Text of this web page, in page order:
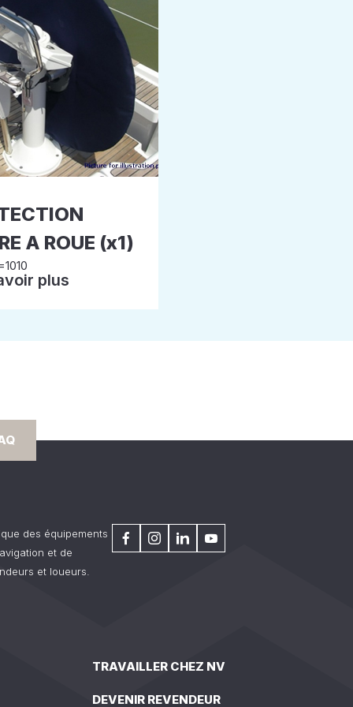
A ROUE (x1)
plus
des équipements
et de
et loueurs.
TRAVAILLER CHEZ NV
DEVENIR REVENDEUR